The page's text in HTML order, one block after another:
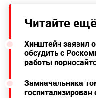
Читайте
Хинштейн заявил
обсудить с
работы
Замначальника